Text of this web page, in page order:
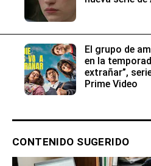
El grupo de
en la
extrañar”,
Prime Video
CONTENIDO SUGERIDO